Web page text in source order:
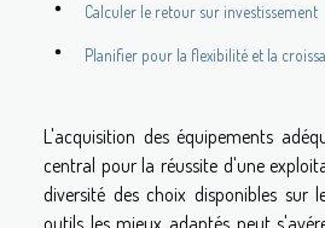
Calculer le retour sur investissement
Planifier pour la flexibilité et la
L'acquisition des équipements
central pour la réussite d'une
diversité des choix disponibles sur
outils les mieux adaptés peut